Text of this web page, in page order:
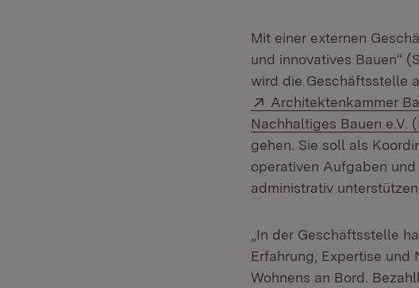
Mit einer externen
und innovatives Bauen“
wird die Geschäftsstelle
Extern:
Architektenkammer
Nachhaltiges Bauen e.V.
gehen. Sie soll als
operativen Aufgaben
administrativ unterstützen.
„In der Geschäftsstelle
Erfahrung, Expertise und
Wohnens an Bord.